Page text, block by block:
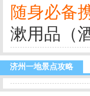
随身必备
漱用品（
济州一地景点攻略